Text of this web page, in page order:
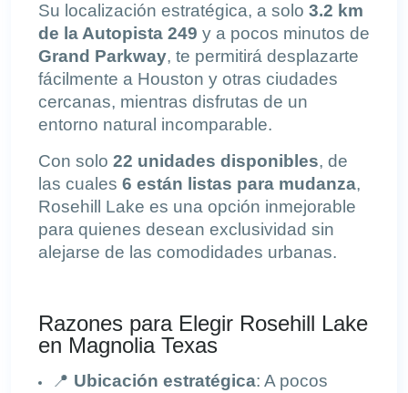
Su localización estratégica, a solo 3.2 km
de la Autopista 249 y a pocos minutos de
Grand Parkway, te permitirá desplazarte
fácilmente a Houston y otras ciudades
cercanas, mientras disfrutas de un
entorno natural incomparable.
Con solo 22 unidades disponibles, de
las cuales 6 están listas para mudanza,
Rosehill Lake es una opción inmejorable
para quienes desean exclusividad sin
alejarse de las comodidades urbanas.
Razones para Elegir Rosehill Lake
en Magnolia Texas
📍 Ubicación estratégica: A pocos